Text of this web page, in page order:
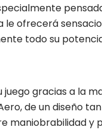
le ofrecerá
todo su
juego gracias a la
de un diseño
maniobrabilidad y